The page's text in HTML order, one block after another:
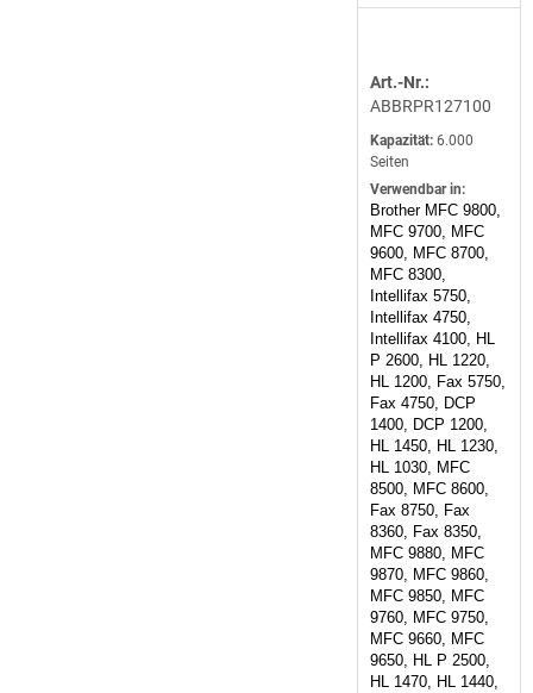
Art.-Nr.:
ABBRPR127100
Kapazität: 6.000
Seiten
Verwendbar in:
Brother MFC 9800,
MFC 9700, MFC
9600, MFC 8700,
MFC 8300,
Intellifax 5750,
Intellifax 4750,
Intellifax 4100, HL
P 2600, HL 1220,
HL 1200, Fax 5750,
Fax 4750, DCP
1400, DCP 1200,
HL 1450, HL 1230,
HL 1030, MFC
8500, MFC 8600,
Fax 8750, Fax
8360, Fax 8350,
MFC 9880, MFC
9870, MFC 9860,
MFC 9850, MFC
9760, MFC 9750,
MFC 9660, MFC
9650, HL P 2500,
HL 1470, HL 1440,